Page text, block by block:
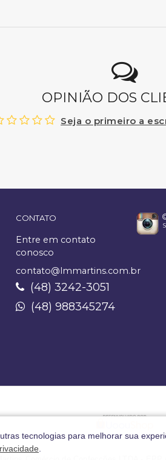
tecnologias para melhorar sua
OPINIÃO DOS
Seja o primeiro a
CONTATO
Entre em contato
conosco
contato@lmmartins.com.br
(48) 3242-3051
(48) 988345274